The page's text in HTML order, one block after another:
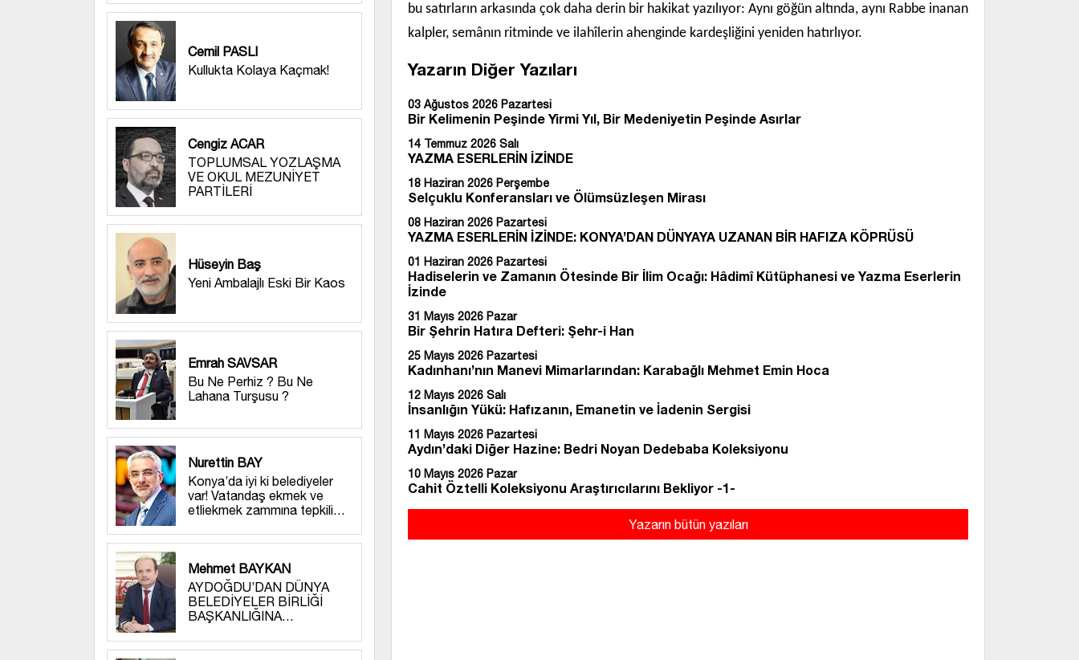
Cemil PASLI
Kullukta Kolaya Kaçmak!
Cengiz ACAR
TOPLUMSAL YOZLAŞMA
VE OKUL MEZUNİYET
PARTİLERİ
Hüseyin Baş
Yeni Ambalajlı Eski Bir Kaos
Emrah SAVSAR
Bu Ne Perhiz ? Bu Ne
Lahana Turşusu ?
Nurettin BAY
Konya’da iyi ki belediyeler
var! Vatandaş ekmek ve
etliekmek zammına tepkili…
Mehmet BAYKAN
AYDOĞDU’DAN DÜNYA
BELEDİYELER BİRLİĞİ
BAŞKANLIĞINA…
bu satırların arkasında çok daha derin bir hakikat yazılıyor: Aynı göğün altında, aynı Rabbe inanan
kalpler, semânın ritminde ve ilahîlerin ahenginde kardeşliğini yeniden hatırlıyor.
Yazarın Diğer Yazıları
03 Ağustos 2026 Pazartesi
Bir Kelimenin Peşinde Yirmi Yıl, Bir Medeniyetin Peşinde Asırlar
14 Temmuz 2026 Salı
YAZMA ESERLERİN İZİNDE
18 Haziran 2026 Perşembe
Selçuklu Konferansları ve Ölümsüzleşen Mirası
08 Haziran 2026 Pazartesi
YAZMA ESERLERİN İZİNDE: KONYA’DAN DÜNYAYA UZANAN BİR HAFIZA KÖPRÜSÜ
01 Haziran 2026 Pazartesi
Hadiselerin ve Zamanın Ötesinde Bir İlim Ocağı: Hâdimî Kütüphanesi ve Yazma Eserlerin
İzinde
31 Mayıs 2026 Pazar
Bir Şehrin Hatıra Defteri: Şehr-i Han
25 Mayıs 2026 Pazartesi
Kadınhanı’nın Manevi Mimarlarından: Karabağlı Mehmet Emin Hoca
12 Mayıs 2026 Salı
İnsanlığın Yükü: Hafızanın, Emanetin ve İadenin Sergisi
11 Mayıs 2026 Pazartesi
Aydın’daki Diğer Hazine: Bedri Noyan Dedebaba Koleksiyonu
10 Mayıs 2026 Pazar
Cahit Öztelli Koleksiyonu Araştırıcılarını Bekliyor -1-
Yazarın bütün yazıları